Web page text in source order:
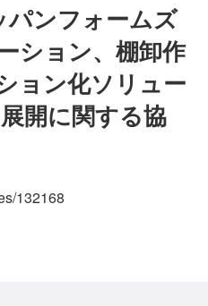
パンフォームズ
ション、棚卸作
ョン化ソリュー
開に関する協
132168